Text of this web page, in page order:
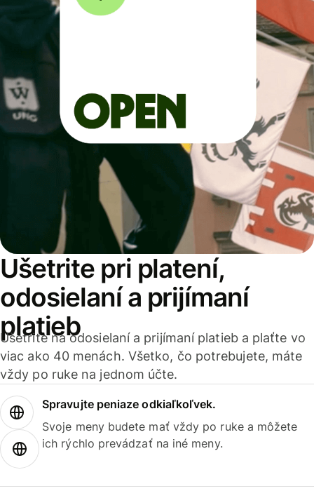
Ušetrite pri platení,
odosielaní a prijímaní
platieb
Ušetrite na odosielaní a prijímaní platieb a plaťte vo
viac ako 40 menách. Všetko, čo potrebujete, máte
vždy po ruke na jednom účte.
Spravujte peniaze odkiaľkoľvek.
Svoje meny budete mať vždy po ruke a môžete
ich rýchlo prevádzať na iné meny.